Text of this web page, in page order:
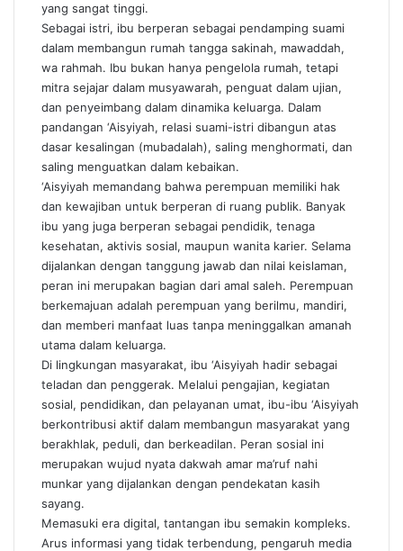
yang sangat tinggi.
Sebagai istri, ibu berperan sebagai pendamping suami
dalam membangun rumah tangga sakinah, mawaddah,
wa rahmah. Ibu bukan hanya pengelola rumah, tetapi
mitra sejajar dalam musyawarah, penguat dalam ujian,
dan penyeimbang dalam dinamika keluarga. Dalam
pandangan ‘Aisyiyah, relasi suami-istri dibangun atas
dasar kesalingan (mubadalah), saling menghormati, dan
saling menguatkan dalam kebaikan.
‘Aisyiyah memandang bahwa perempuan memiliki hak
dan kewajiban untuk berperan di ruang publik. Banyak
ibu yang juga berperan sebagai pendidik, tenaga
kesehatan, aktivis sosial, maupun wanita karier. Selama
dijalankan dengan tanggung jawab dan nilai keislaman,
peran ini merupakan bagian dari amal saleh. Perempuan
berkemajuan adalah perempuan yang berilmu, mandiri,
dan memberi manfaat luas tanpa meninggalkan amanah
utama dalam keluarga.
Di lingkungan masyarakat, ibu ‘Aisyiyah hadir sebagai
teladan dan penggerak. Melalui pengajian, kegiatan
sosial, pendidikan, dan pelayanan umat, ibu-ibu ‘Aisyiyah
berkontribusi aktif dalam membangun masyarakat yang
berakhlak, peduli, dan berkeadilan. Peran sosial ini
merupakan wujud nyata dakwah amar ma’ruf nahi
munkar yang dijalankan dengan pendekatan kasih
sayang.
Memasuki era digital, tantangan ibu semakin kompleks.
Arus informasi yang tidak terbendung, pengaruh media